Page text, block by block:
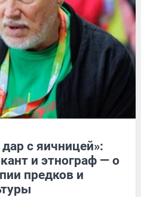
с яичницей»:
и этнограф — о
предков и